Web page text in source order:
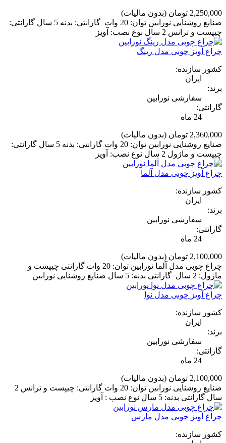
2,250,000 تومان
(بدون مالیات)
صنایع روشنایی نورابین توان: 20 وات گارانتی: بدنه 5 سال گارانتی:
چیپست و ترانس 2 سال نوع نصب: آویز
چراغ آویز چوبی مدل رینگ
کشور سازنده:
ایران
برند:
سفارشی نورابین
گارانتی:
24 ماه
2,360,000 تومان
(بدون مالیات)
صنایع روشنایی نورابین توان: 20 وات گارانتی: بدنه 5 سال گارانتی:
چیپست و ماژول 2 سال نوع نصب: آویز
چراغ آویز چوبی مدل آلما
کشور سازنده:
ایران
برند:
سفارشی نورابین
گارانتی:
24 ماه
2,100,000 تومان
(بدون مالیات)
چراغ چوبی مدل آلما نورابین توان: 20 وات گارانتی چیپست و
ماژول: 2 سال گارانتی بدنه: 5 سال صنایع روشنایی نورابین
چراغ آویز چوبی مدل نوا
کشور سازنده:
ایران
برند:
سفارشی نورابین
گارانتی:
24 ماه
2,100,000 تومان
(بدون مالیات)
صنایع روشنایی نورابین توان: 20 وات گارانتی: چیپست و ترانس 2
سال گارانتی بدنه: 5 سال نوع نصب : آویز
چراغ آویز چوبی مدل مارس
کشور سازنده: